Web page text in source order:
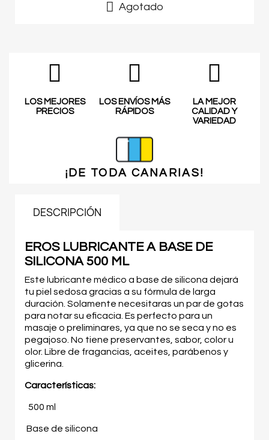
Agotado
LOS MEJORES
PRECIOS
LOS ENVÍOS MÁS
RÁPIDOS
LA MEJOR
CALIDAD Y
VARIEDAD
¡DE TODA CANARIAS!
DESCRIPCIÓN
EROS LUBRICANTE A BASE DE
SILICONA 500 ML
Este lubricante médico a base de silicona dejará
tu piel sedosa gracias a su fórmula de larga
duración. Solamente necesitaras un par de gotas
para notar su eficacia. Es perfecto para un
masaje o preliminares, ya que no se seca y no es
pegajoso. No tiene preservantes, sabor, color u
olor. Libre de fragancias, aceites, parábenos y
glicerina.
Características:
500 ml
Base de silicona